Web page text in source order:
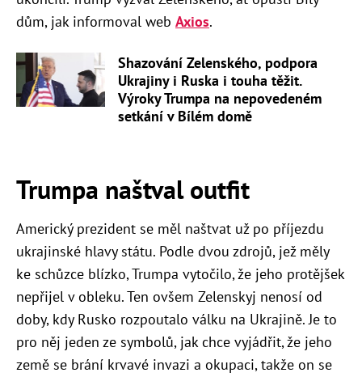
dům, jak informoval web Axios.
Shazování Zelenského, podpora
Ukrajiny i Ruska i touha těžit.
Výroky Trumpa na nepovedeném
setkání v Bílém domě
Trumpa naštval outfit
Americký prezident se měl naštvat už po příjezdu
ukrajinské hlavy státu. Podle dvou zdrojů, jež měly
ke schůzce blízko, Trumpa vytočilo, že jeho protějšek
nepřijel v obleku. Ten ovšem Zelenskyj nenosí od
doby, kdy Rusko rozpoutalo válku na Ukrajině. Je to
pro něj jeden ze symbolů, jak chce vyjádřit, že jeho
země se brání krvavé invazi a okupaci, takže on se